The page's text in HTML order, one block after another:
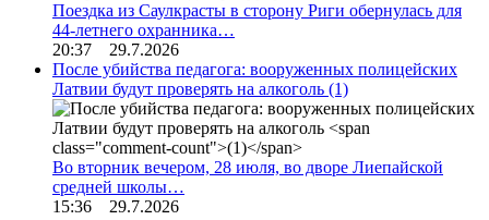
Поездка из Саулкрасты в сторону Риги обернулась для
44-летнего охранника…
20:37 29.7.2026
После убийства педагога: вооруженных полицейских
Латвии будут проверять на алкоголь (1)
Во вторник вечером, 28 июля, во дворе Лиепайской
средней школы…
15:36 29.7.2026